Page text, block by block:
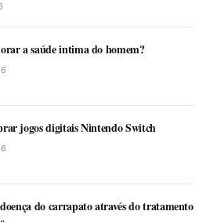
a saúde intima do homem?
jogos digitais Nintendo Switch
do carrapato através do tratamento